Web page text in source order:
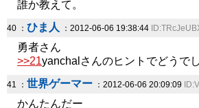
誰か教えて。
40 ： ひま人 ：2012-06-06 19:38:44
勇者さん
>>21yanchalさんのヒントでどうで
41 ： 世界ゲーマー ：2012-06-06 20:09:09
かんたんだー